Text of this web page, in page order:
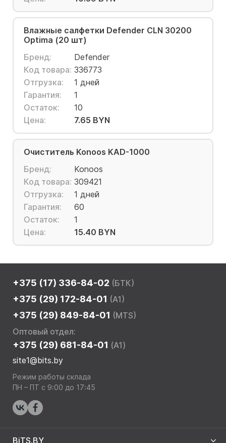
Влажные салфетки Defender CLN 30200
Optima (20 шт)
Бренд:
Defender
Код товара: 336773
Отгрузка:
1 дней
Гарантия:
1
Остаток:
10
Цена:
7.65 BYN
Очиститель Konoos KAD-1000
Бренд:
Konoos
Код товара: 309421
Отгрузка:
1 дней
Гарантия:
60
Остаток:
1
Цена:
15.40 BYN
+375 (17) 336-84-02 (БТК)
+375 (29) 172-84-01 (A1)
+375 (29) 849-84-01 (MTS)
Оптовый отдел:
+375 (29) 681-84-01 (A1)
site1@bits.by
Режим работы склада
ПН – ПТ с 9:00 до 17:45
BiTS.BY